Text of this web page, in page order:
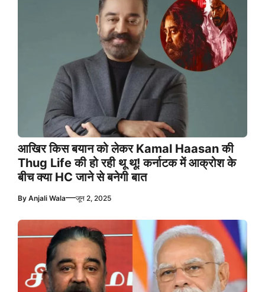
आखिर किस बयान को लेकर Kamal Haasan की
Thug Life की हो रही थू थू! कर्नाटक में आक्रोश के
बीच क्या HC जाने से बनेगी बात
By Anjali Wala—जून 2, 2025